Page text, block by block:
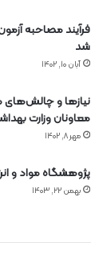
فرآیند مصاحبه
شد
آبان ۱۰, ۱۴۰۲
نیازها و چالش‌های
معاونان وزارت
مهر ۸, ۱۴۰۲
پژوهشگاه مواد و
بهمن ۲۲, ۱۴۰۳